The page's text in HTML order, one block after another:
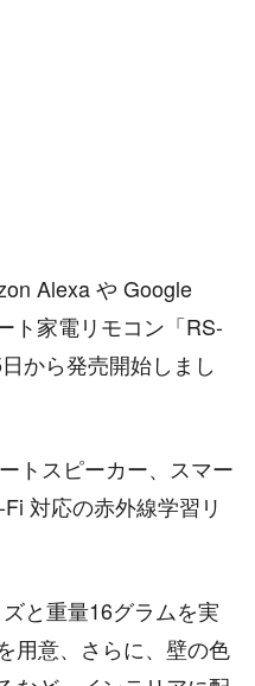
Alexa や Google
ト家電リモコン「RS-
から発売開始しまし
トスピーカー、スマー
対応の赤外線学習リ
と重量16グラムを実
用意、さらに、壁の色